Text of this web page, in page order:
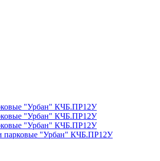
парковые "Урбан" КЧБ.ПР12У